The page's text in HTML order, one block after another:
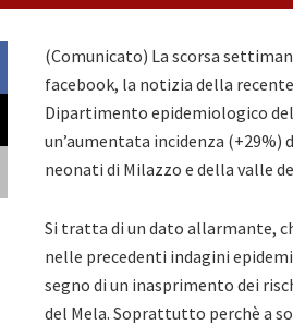
(Comunicato) La scorsa
facebook, la notizia della
Dipartimento epidemiologico
un’aumentata incidenza
neonati di Milazzo e della valle
Si tratta di un dato allarmante,
nelle precedenti indagini
segno di un inasprimento dei
del Mela. Soprattutto perchè a